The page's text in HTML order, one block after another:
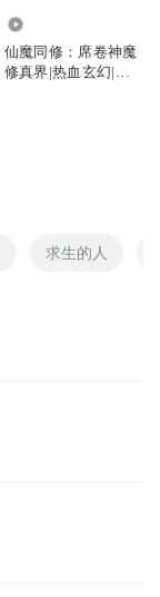
仙魔同修：席卷神魔
修真界|热血玄幻|爆
求生的人